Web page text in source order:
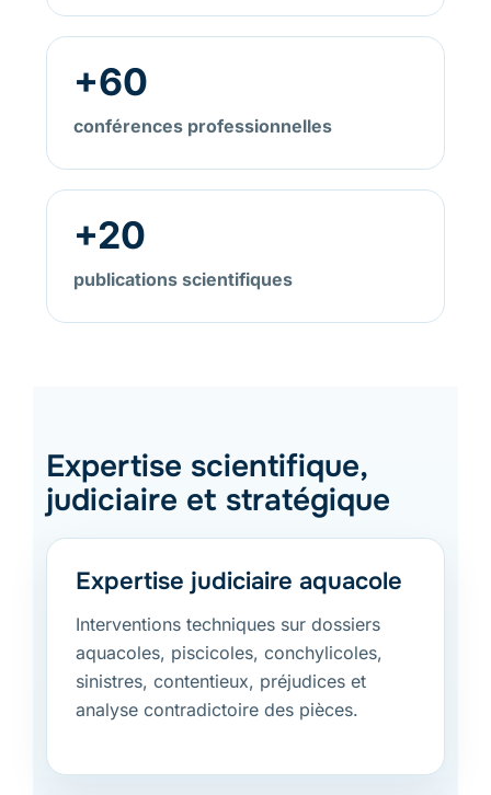
+60
conférences professionnelles
+20
publications scientifiques
Expertise scientifique,
judiciaire et stratégique
Expertise judiciaire aquacole
Interventions techniques sur dossiers
aquacoles, piscicoles, conchylicoles,
sinistres, contentieux, préjudices et
analyse contradictoire des pièces.